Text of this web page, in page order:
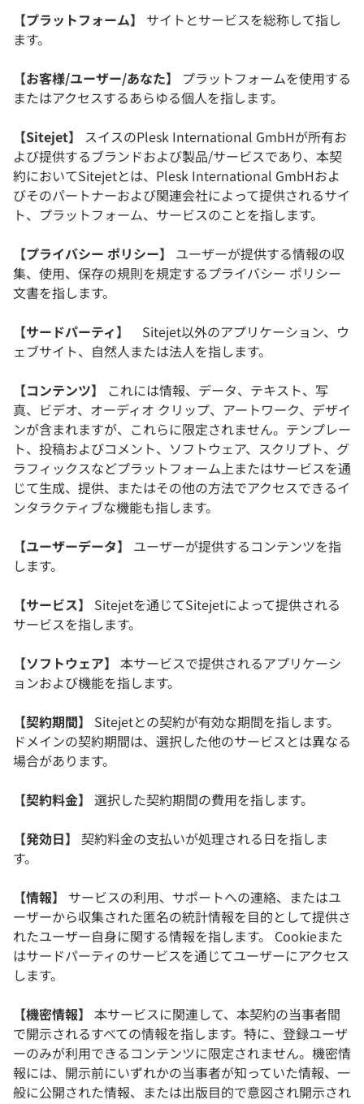
【プラットフォーム】 サイトとサービスを総称して指し
ます。
【お客様/ユーザー/あなた】
プラットフォームを使用する
またはアクセスするあらゆる個人を指します。
【Sitejet】
スイスのPlesk International GmbHが所有お
よび提供するブランドおよび製品/サービスであり、本契
約においてSitejetとは、Plesk International GmbHおよ
びそのパートナーおよび関連会社によって提供されるサイ
ト、プラットフォーム、サービスのことを指します。
【プライバシー ポリシー】
ユーザーが提供する情報の収
集、使用、保存の規則を規定するプライバシー ポリシー
文書を指します。
【サードパーティ】
Sitejet以外のアプリケーション、ウ
ェブサイト、自然人または法人を指します。
【コンテンツ】
これには情報、データ、テキスト、写
真、ビデオ、オーディオ クリップ、アートワーク、デザイ
ンが含まれますが、これらに限定されません。テンプレー
ト、投稿およびコメント、ソフトウェア、スクリプト、グ
ラフィックスなどプラットフォーム上またはサービスを通
じて生成、提供、またはその他の方法でアクセスできるイ
ンタラクティブな機能も指します。
【ユーザーデータ】
ユーザーが提供するコンテンツを指
します。
【サービス】
Sitejetを通じてSitejetによって提供される
サービスを指します。
【ソフトウェア】 本サービスで提供されるアプリケーシ
ョンおよび機能を指します。
【契約期間】
Sitejetとの契約が有効な期間を指します。
ドメインの契約期間は、選択した他のサービスとは異なる
場合があります。
【契約料金】 選択した契約期間の費用を指します。
【発効日】
契約料金の支払いが処理される日を指しま
す。
【情報】
サービスの利用、サポートへの連絡、またはユ
ーザーから収集された匿名の統計情報を目的として提供さ
れたユーザー自身に関する情報を指します。 Cookieまた
はサードパーティのサービスを通じてユーザーにアクセス
します。
【機密情報】 本サービスに関連して、本契約の当事者間
で開示されるすべての情報を指します。特に、登録ユーザ
ーのみが利用できるコンテンツに限定されません。機密情
報には、開示前にいずれかの当事者が知っていた情報、一
般に公開された情報、または出版目的で意図され開示され